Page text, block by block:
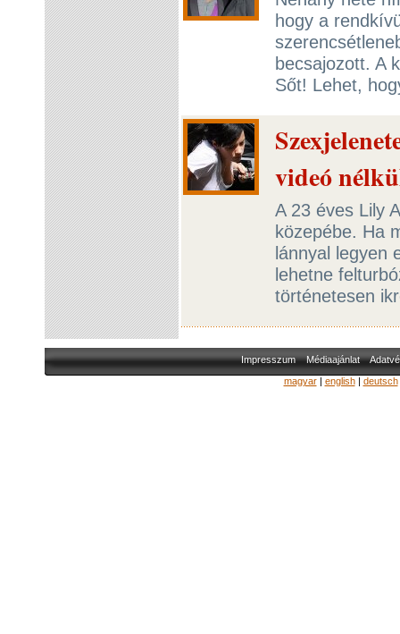
hogy a
becsajozott. A
Sőt! Lehet,
videó
A 23 éves Lily
közepébe. Ha
lánnyal legyen
lehetne
történetesen
Impresszum Médiaajánlat
magyar| english| deutsch